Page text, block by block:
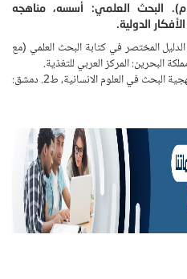
ربحي مصطفى عليان. (2001م). البحث العلمي: أسسه، مناهجه
الدولية.
عبيد مصيقر. (2012م). الدليل المختصر في كتابة البحث العلمي (مع
عبود عبد الله العسكري. (2002م). منهجية البحث في العلوم الانسانية، ط2. دمشق: